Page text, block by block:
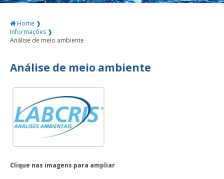
Home ❱
Informações ❱
Análise de meio ambiente
Análise de meio ambiente
Clique nas imagens para ampliar